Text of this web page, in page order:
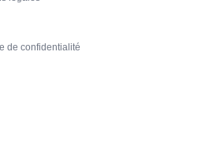
de confidentialité